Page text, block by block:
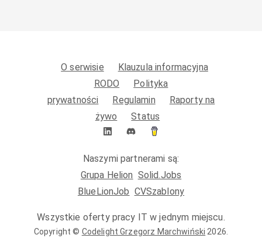
O serwisie
Klauzula informacyjna
RODO
Polityka
prywatności
Regulamin
Raporty na
żywo
Status
Naszymi partnerami są:
Grupa Helion Solid.Jobs
BlueLionJob CVSzablony
Wszystkie oferty pracy IT w jednym miejscu.
Copyright © Codelight Grzegorz Marchwiński 2026